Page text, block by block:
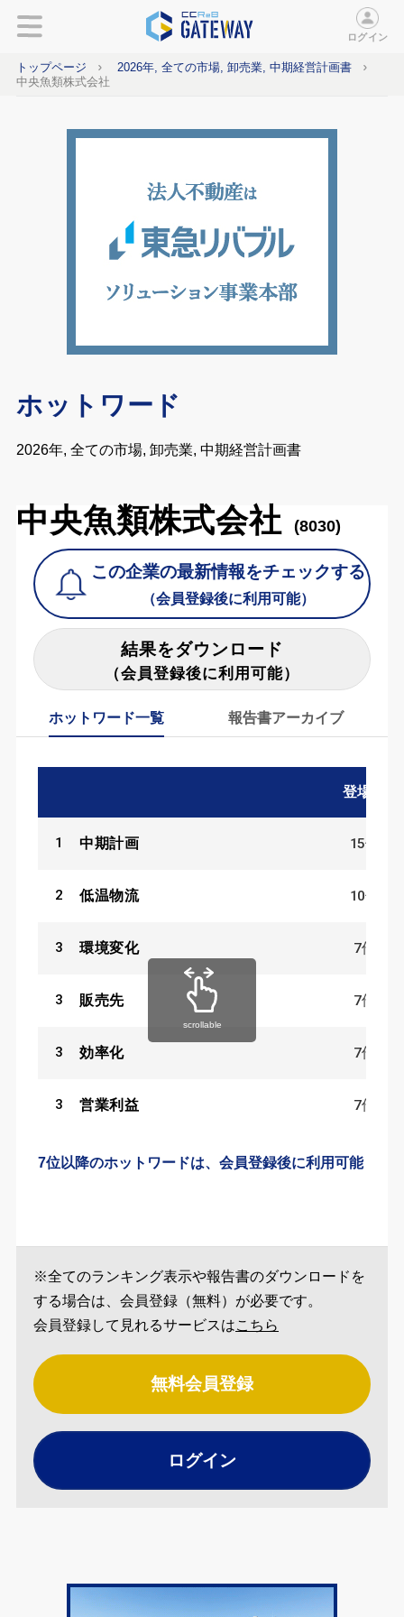
ログイン
トップページ
2026年, 全ての市場, 卸売業, 中期経営計画書
中央魚類株式会社
ホットワード
2026年, 全ての市場, 卸売業, 中期経営計画書
中央魚類株式会社 (8030)
この企業の最新情報をチェックする
（会員登録後に利用可能）
結果をダウンロード
（会員登録後に利用可能）
ホットワード一覧 報告書アーカイブ
登場数
1 中期計画 15件
2 低温物流 10件
3 環境変化 7件
3 販売先 7件
3 効率化 7件
3 営業利益 7件
7位以降のホットワードは、会員登録後に利用可能
scrollable
※全てのランキング表示や報告書のダウンロードを
する場合は、会員登録（無料）が必要です。
会員登録して見れるサービスはこちら
無料会員登録
ログイン